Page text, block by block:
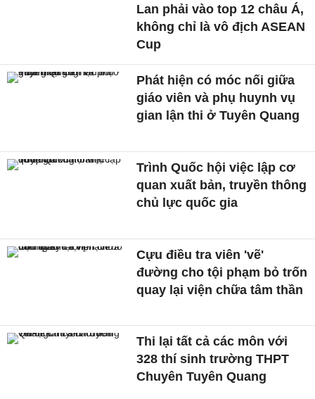
Lan phải vào top 12 châu Á,
không chỉ là vô địch ASEAN
Cup
Phát hiện có móc nối giữa
giáo viên và phụ huynh vụ
gian lận thi ở Tuyên Quang
Trình Quốc hội việc lập cơ
quan xuất bản, truyền thông
chủ lực quốc gia
Cựu điều tra viên 'vẽ'
đường cho tội phạm bỏ trốn
quay lại viện chữa tâm thần
Thi lại tất cả các môn với
328 thí sinh trường THPT
Chuyên Tuyên Quang